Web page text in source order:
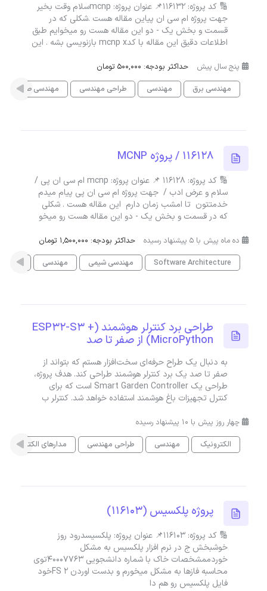
🔢 کد پروژه: 116132📌 عنوان پروژه: mcnpسلام وقت بخیر
جهت پروژه ام سی ان پیاین مقاله هست .شکلی که در
قسمت و بخش یک - دو این مقاله هست رو میخوایم طبق
اطلاعات دقیق این مقاله با کدmcnp x بازنویسی بشه . این
پنج سال پیش
حداکثر بودجه: 500,000 تومان
مهندسی برق
مهندسی طراحی مهندسی مهندسی صنایع
116128 / پروژه MCNP
🔢 کد پروژه: 116128 📌 عنوان پروژه: mcnp ام سی ان پی /
سلام و عرض ادب / جهت پروژه ام سی ان پی پیام میدم
خدمتتون تا امشب زمان دارم این مقاله هست . شکلی
که در قسمت و بخش یک - دو این مقاله هست رو میخو
ده ماه پیش با 5 پیشنهاد رسیده
حداکثر بودجه: 1,500,000 تومان
Software Architecture
مهندسی شیمی مهندسی فیزیک
طراحی برد کنترلر هوشمند (ESP32-S3 +
MicroPython) از صفر تا صد
به دنبال یک طراح حرفه‌ای سخت‌افزار هستم که بتواند از
صفر تا صد یک برد کنترلر هوشمند طراحی کند. هدف پروژه،
طراحی یک Smart Garden Controller است که برای
کنترل تجهیزات باغ هوشمند استفاده خواهد شد. کنترلر ب
چهار روز پیش با 10 پیشنهاد رسیده
الکترونیک
مهندسی طراحی مهندسی مدارهای الکتریکی
پروژه پلکسیس (116103)
🔢 کد پروژه: 116103📌 عنوان پروژه: پلکسیسدرود روز
خوشبخش ج در نرم افزار پلکسیس به مشکل
خوردممشخصات خاک با شماره دانشجویی ۴۰۰۰۷۷۶۳توی
محاسبه فازها به مشکل میخورم و بدست اوردن FS ۲خود
فایل پلکسیس رو هم دا